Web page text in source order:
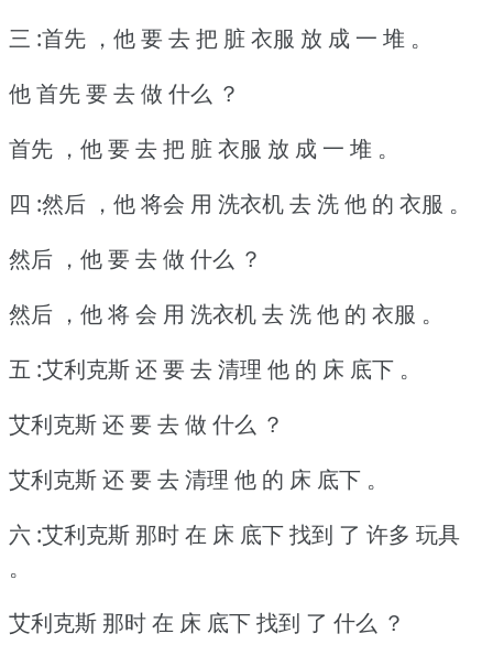
三 :首先 ，他 要 去 把 脏 衣服 放 成 一 堆 。
他 首先 要 去 做 什么 ？
首先 ，他 要 去 把 脏 衣服 放 成 一 堆 。
四 :然后 ，他 将会 用 洗衣机 去 洗 他 的 衣服 。
然后 ，他 要 去 做 什么 ？
然后 ，他 将 会 用 洗衣机 去 洗 他 的 衣服 。
五 :艾利克斯 还 要 去 清理 他 的 床 底下 。
艾利克斯 还 要 去 做 什么 ？
艾利克斯 还 要 去 清理 他 的 床 底下 。
六 :艾利克斯 那时 在 床 底下 找到 了 许多 玩具
。
艾利克斯 那时 在 床 底下 找到 了 什么 ？